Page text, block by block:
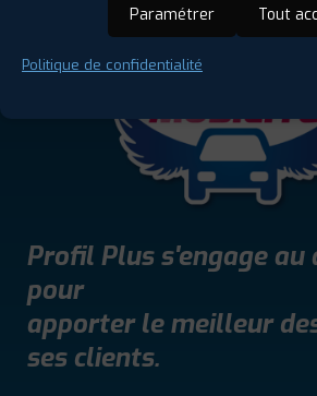
Profil Plus s'engage au
pour
apporter le meilleur
ses clients.
Paramétrer Tout
Politique de confidentialité